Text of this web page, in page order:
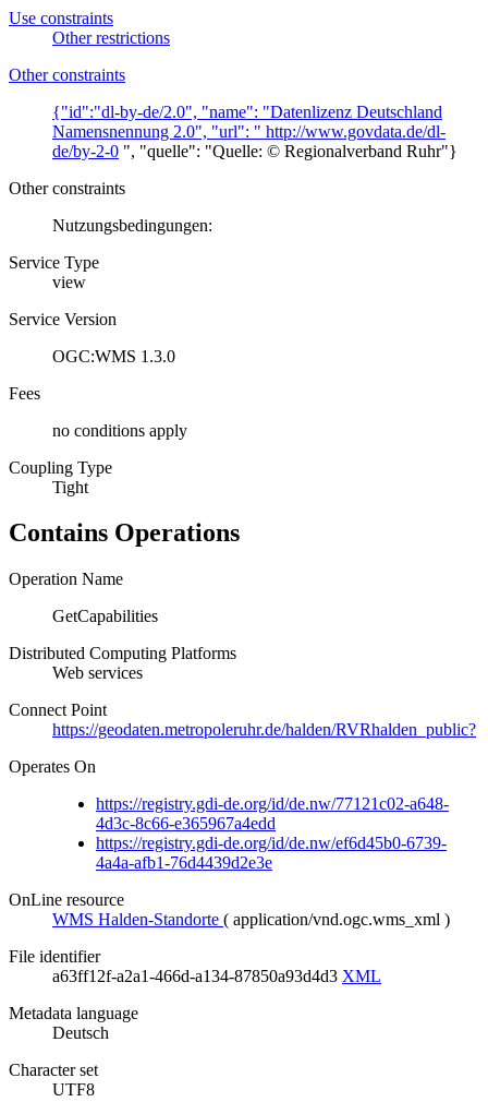
Use constraints
Other restrictions
Other constraints
{"id":"dl-by-de/2.0", "name": "Datenlizenz Deutschland
Namensnennung 2.0", "url": " http://www.govdata.de/dl-
de/by-2-0 ", "quelle": "Quelle: © Regionalverband Ruhr"}
Other constraints
Nutzungsbedingungen:
Service Type
view
Service Version
OGC:WMS 1.3.0
Fees
no conditions apply
Coupling Type
Tight
Contains Operations
Operation Name
GetCapabilities
Distributed Computing Platforms
Web services
Connect Point
https://geodaten.metropoleruhr.de/halden/RVRhalden_public?
Operates On
https://registry.gdi-de.org/id/de.nw/77121c02-a648-
4d3c-8c66-e365967a4edd
https://registry.gdi-de.org/id/de.nw/ef6d45b0-6739-
4a4a-afb1-76d4439d2e3e
OnLine resource
WMS Halden-Standorte ( application/vnd.ogc.wms_xml )
File identifier
a63ff12f-a2a1-466d-a134-87850a93d4d3 XML
Metadata language
Deutsch
Character set
UTF8